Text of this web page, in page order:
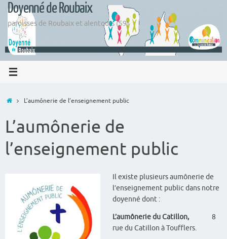
Passer
contenu
Doyenné de Roubaix
paroisses de Roubaix et alentours (59)
AccueilL’aumônerie de l’enseignement public
L’aumônerie de
l’enseignement public
Il existe plusieurs aumônerie de
l’enseignement public dans notre
doyenné dont :
L’aumônerie du Catillon, 8
rue du Catillon à Toufflers.